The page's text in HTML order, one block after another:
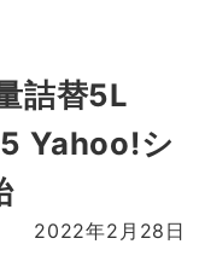
詰替5L
Yahoo!シ
2022年2月28日